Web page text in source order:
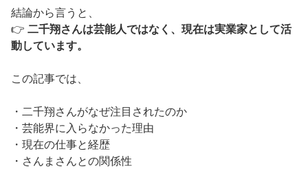
結論から言うと、
👉 二千翔さんは芸能人ではなく、現在は実業家として活
動しています。
この記事では、
・二千翔さんがなぜ注目されたのか
・芸能界に入らなかった理由
・現在の仕事と経歴
・さんまさんとの関係性